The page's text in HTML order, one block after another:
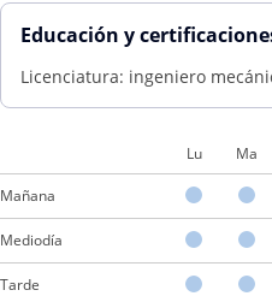
Educación y
Licenciatura: ingeniero
Lu Ma
Mañana
Mediodía
Tarde